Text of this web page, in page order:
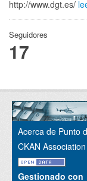
http://www.dgt.es/
Seguidores
17
Acerca de Punto
CKAN Association
Gestionado con